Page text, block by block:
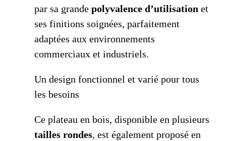
par sa grande polyvalence d’utilisation et
ses finitions soignées, parfaitement
adaptées aux environnements
commerciaux et industriels.
Un design fonctionnel et varié pour tous
les besoins
Ce plateau en bois, disponible en plusieurs
tailles rondes, est également proposé en